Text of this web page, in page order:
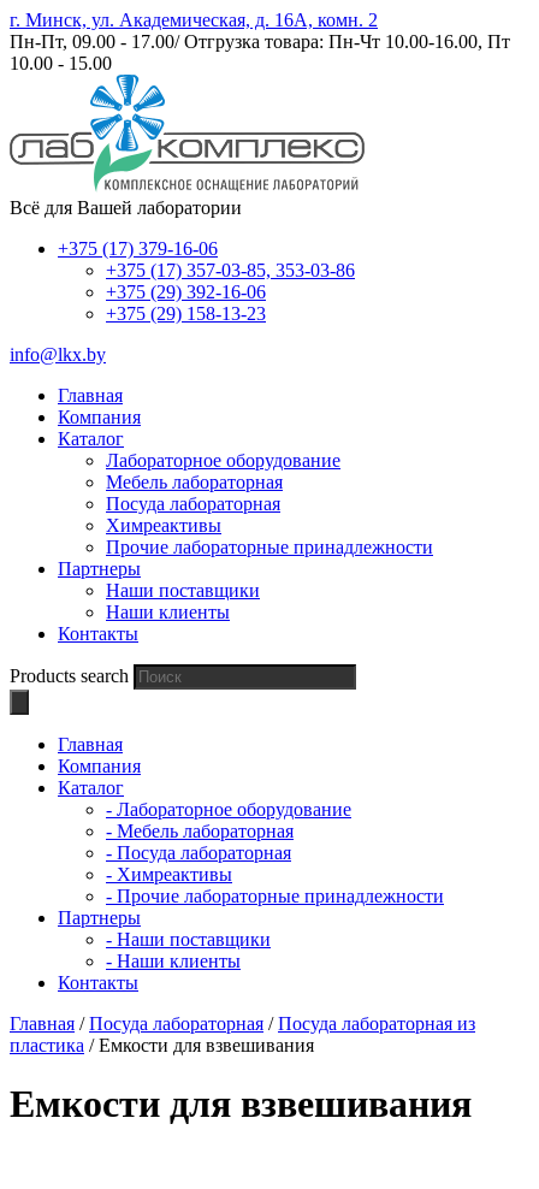
г. Минск, ул. Академическая, д. 16А, комн. 2
Пн-Пт, 09.00 - 17.00/ Отгрузка товара: Пн-Чт 10.00-16.00, Пт
10.00 - 15.00
Всё для Вашей лаборатории
+375 (17) 379-16-06
+375 (17) 357-03-85, 353-03-86
+375 (29) 392-16-06
+375 (29) 158-13-23
info@lkx.by
Главная
Компания
Каталог
Лабораторное оборудование
Мебель лабораторная
Посуда лабораторная
Химреактивы
Прочие лабораторные принадлежности
Партнеры
Наши поставщики
Наши клиенты
Контакты
Products search
Главная
Компания
Каталог
- Лабораторное оборудование
- Мебель лабораторная
- Посуда лабораторная
- Химреактивы
- Прочие лабораторные принадлежности
Партнеры
- Наши поставщики
- Наши клиенты
Контакты
Главная /Посуда лабораторная /Посуда лабораторная из
пластика / Емкости для взвешивания
Емкости для взвешивания